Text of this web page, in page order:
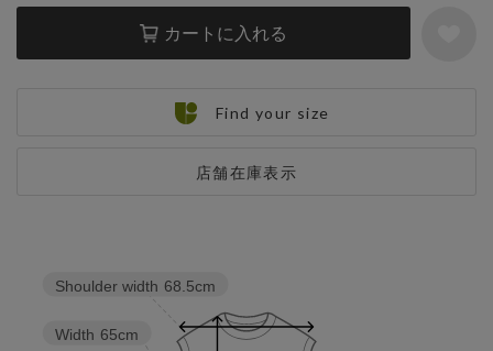
カートに入れる
店舗在庫表示
Find your size
Width 65cm
Shoulder width 68.5cm